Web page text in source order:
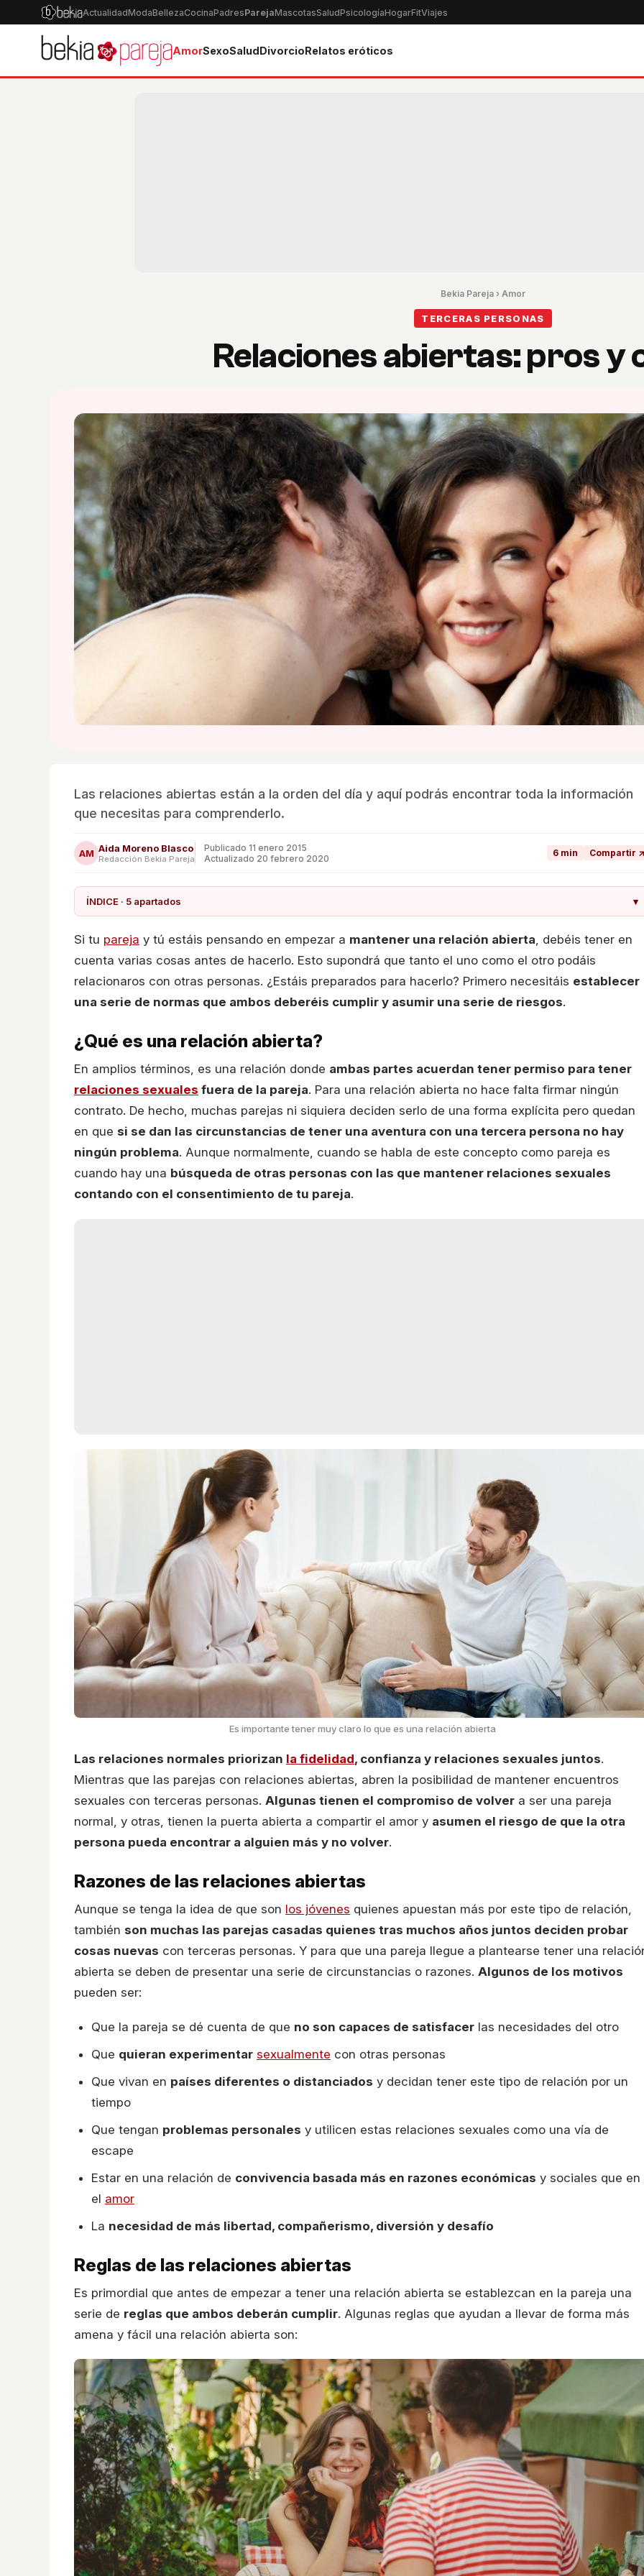
ActualidadModaBellezaCocinaPadresParejaMascotasSaludPsicologíaHogarFitViajes
AmorSexoSaludDivorcioRelatos eróticos
Bekia Pareja › Amor
TERCERAS PERSONAS
Relaciones abiertas: pros y
Las relaciones abiertas están a la orden del día y aquí podrás encontrar toda la información
que necesitas para comprenderlo.
AM Aida Moreno Blasco
Redacción Bekia Pareja
Publicado 11 enero 2015
Actualizado 20 febrero 2020
6 min Compartir ↗
ÍNDICE · 5 apartados ▾
Si tu pareja y tú estáis pensando en empezar a mantener una relación abierta , debéis tener en
cuenta varias cosas antes de hacerlo. Esto supondrá que tanto el uno como el otro podáis
relacionaros con otras personas. ¿Estáis preparados para hacerlo? Primero necesitáis establecer
una serie de normas que ambos deberéis cumplir y asumir una serie de riesgos.
¿Qué es una relación abierta?
En amplios términos, es una relación donde ambas partes acuerdan tener permiso para tener
relaciones sexuales fuera de la pareja. Para una relación abierta no hace falta firmar ningún
contrato. De hecho, muchas parejas ni siquiera deciden serlo de una forma explícita pero quedan
en que si se dan las circunstancias de tener una aventura con una tercera persona no hay
ningún problema. Aunque normalmente, cuando se habla de este concepto como pareja es
cuando hay una búsqueda de otras personas con las que mantener relaciones sexuales
contando con el consentimiento de tu pareja.
Es importante tener muy claro lo que es una relación abierta
Las relaciones normales priorizan la fidelidad, confianza y relaciones sexuales juntos.
Mientras que las parejas con relaciones abiertas, abren la posibilidad de mantener encuentros
sexuales con terceras personas. Algunas tienen el compromiso de volver a ser una pareja
normal, y otras, tienen la puerta abierta a compartir el amor y asumen el riesgo de que la otra
persona pueda encontrar a alguien más y no volver.
Razones de las relaciones abiertas
Aunque se tenga la idea de que son los jóvenes quienes apuestan más por este tipo de relación,
también son muchas las parejas casadas quienes tras muchos años juntos deciden probar
cosas nuevas con terceras personas. Y para que una pareja llegue a plantearse tener una
abierta se deben de presentar una serie de circunstancias o razones. Algunos de los motivos
pueden ser:
Que la pareja se dé cuenta de que no son capaces de satisfacer las necesidades del otro
Que quieran experimentar sexualmente con otras personas
Que vivan en países diferentes o distanciados y decidan tener este tipo de relación por un
tiempo
Que tengan problemas personales y utilicen estas relaciones sexuales como una vía de
escape
Estar en una relación de convivencia basada más en razones económicas y sociales que en
el amor
La necesidad de más libertad, compañerismo, diversión y desafío
Reglas de las relaciones abiertas
Es primordial que antes de empezar a tener una relación abierta se establezcan en la pareja una
serie de reglas que ambos deberán cumplir. Algunas reglas que ayudan a llevar de forma más
amena y fácil una relación abierta son: